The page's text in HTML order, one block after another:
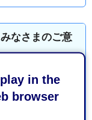
in the
browser
なさまのご意